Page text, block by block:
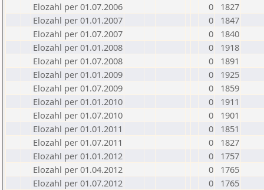
Elozahl per 01.07.2006
0
1827
Elozahl per 01.01.2007
0
1847
Elozahl per 01.07.2007
0
1840
Elozahl per 01.01.2008
0
1918
Elozahl per 01.07.2008
0
1891
Elozahl per 01.01.2009
0
1925
Elozahl per 01.07.2009
0
1859
Elozahl per 01.01.2010
0
1911
Elozahl per 01.07.2010
0
1901
Elozahl per 01.01.2011
0
1851
Elozahl per 01.07.2011
0
1827
Elozahl per 01.01.2012
0
1757
Elozahl per 01.04.2012
0
1765
Elozahl per 01.07.2012
0
1765